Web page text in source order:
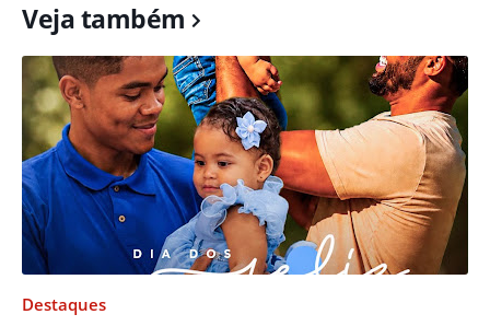
Veja também
Destaques